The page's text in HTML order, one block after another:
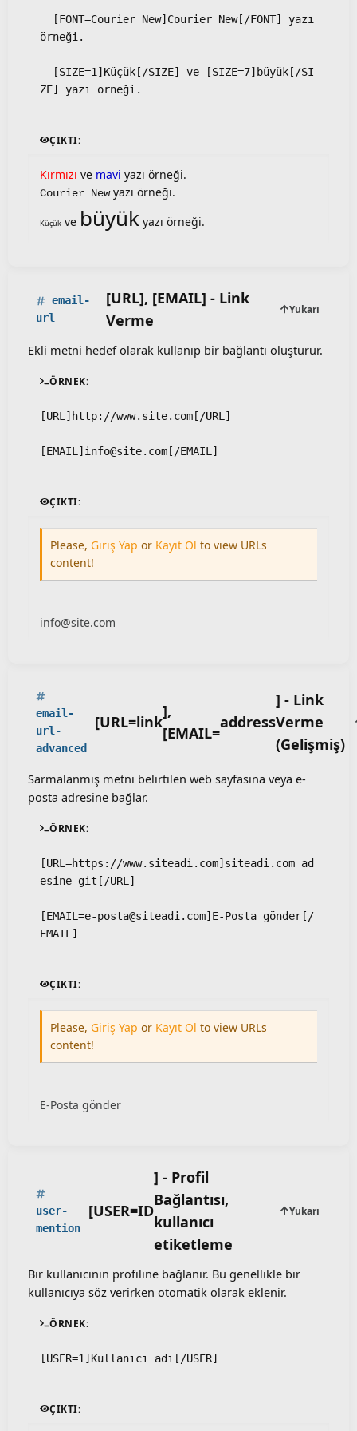
örneği.
ZE] yazı örneği.
ÇIKTI:
Kırmızı ve mavi yazı örneği.
Courier Newyazı örneği.
Küçük ve büyük yazı örneği.
email-
url
[URL], [EMAIL] - Link
Verme
Yukarı
Ekli metni hedef olarak kullanıp bir bağlantı oluşturur.
ÖRNEK:
[URL]http://www.site.com[/URL]
[EMAIL] info@site.com [/EMAIL]
ÇIKTI:
Please, Giriş Yap or Kayıt Ol to view URLs
content!
info@site.com
email-
url-
advanced
[URL=link
],
[EMAIL=
address
] - Link
Verme
(Gelişmiş)
Sarmalanmış metni belirtilen web sayfasına veya e-
posta adresine bağlar.
ÖRNEK:
[URL=https://www.siteadi.com]siteadi.com ad
esine git[/URL]
[EMAIL=e-posta@siteadi.com]E-Posta gönder[/
EMAIL]
ÇIKTI:
Please, Giriş Yap or Kayıt Ol to view URLs
content!
E-Posta gönder
user-
mention
[USER=ID
] - Profil
Bağlantısı,
kullanıcı
etiketleme
Yukarı
Bir kullanıcının profiline bağlanır. Bu genellikle bir
kullanıcıya söz verirken otomatik olarak eklenir.
ÖRNEK:
[USER=1]Kullanıcı adı[/USER]
ÇIKTI: